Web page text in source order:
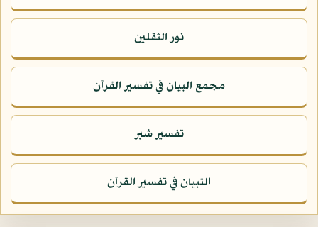
نور الثقلين
مجمع البيان في تفسير القرآن
تفسير شبر
التبيان في تفسير القرآن